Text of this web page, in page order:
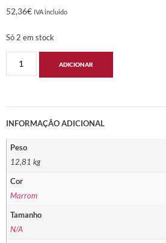
52,36€ IVA incluido
Só 2 em stock
ADICIONAR
INFORMAÇÃO ADICIONAL
Peso
12,81 kg
Cor
Marrom
Tamanho
N/A